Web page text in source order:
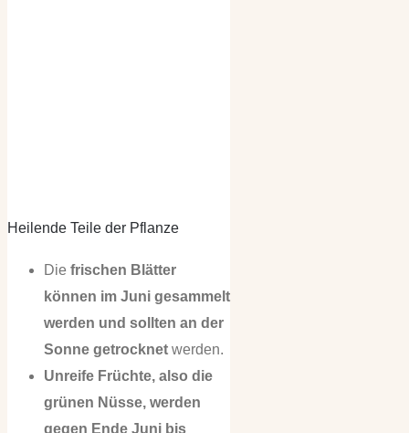
Heilende Teile der Pflanze
Die frischen Blätter
können im Juni gesammelt
werden und sollten an der
Sonne getrocknetwerden.
Unreife Früchte, also die
grünen Nüsse, werden
gegen Ende Juni bis